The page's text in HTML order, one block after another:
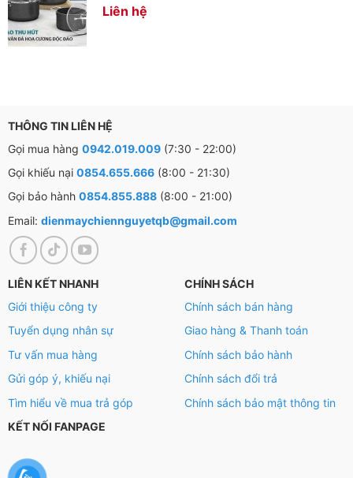
Liên hệ
THÔNG TIN LIÊN HỆ
Gọi mua hàng 0942.019.009 (7:30 - 22:00)
Gọi khiếu nại 0854.655.666 (8:00 - 21:30)
Gọi bảo hành 0854.855.888 (8:00 - 21:00)
Email: dienmaychiennguyetqb@gmail.com
LIÊN KẾT NHANH
Giới thiệu công ty
Tuyển dụng nhân sự
Tư vấn mua hàng
Gửi góp ý, khiếu nại
Tìm hiểu về mua trả góp
CHÍNH SÁCH
Chính sách bán hàng
Giao hàng & Thanh toán
Chính sách bảo hành
Chính sách đổi trả
Chính sách bảo mật thông tin
KẾT NỐI FANPAGE